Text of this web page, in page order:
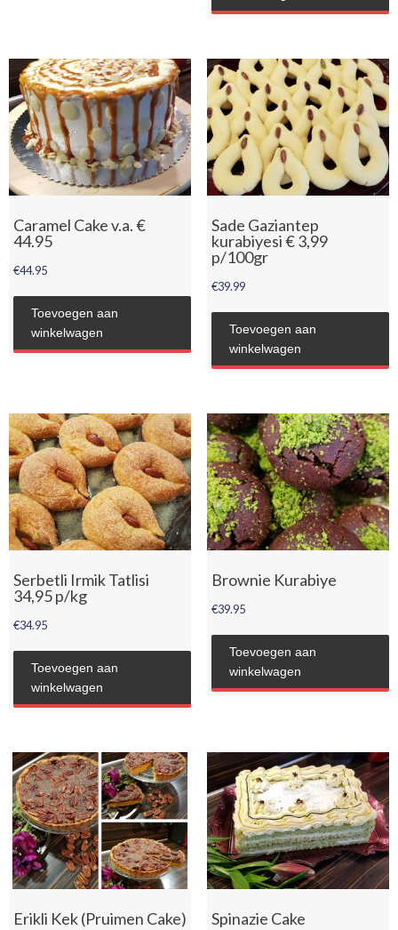
Caramel Cake v.a. €
44.95
€44.95
Toevoegen aan
winkelwagen
Sade Gaziantep
kurabiyesi € 3,99
p/100gr
€39.99
Toevoegen aan
winkelwagen
Serbetli Irmik Tatlisi
34,95 p/kg
€34.95
Toevoegen aan
winkelwagen
Brownie Kurabiye
€39.95
Toevoegen aan
winkelwagen
Erikli Kek (Pruimen Cake) Spinazie Cake